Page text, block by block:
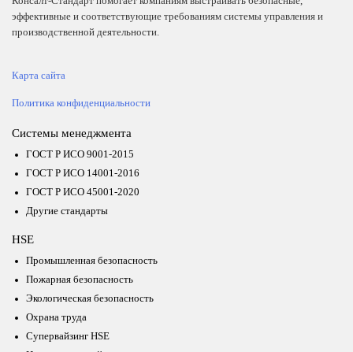
эффективные и соответствующие требованиям системы управления и
производственной деятельности.
Карта сайта
Политика конфиденциальности
Системы менеджмента
ГОСТ Р ИСО 9001-2015
ГОСТ Р ИСО 14001-2016
ГОСТ Р ИСО 45001-2020
Другие стандарты
HSE
Промышленная безопасность
Пожарная безопасность
Экологическая безопасность
Охрана труда
Супервайзинг HSE